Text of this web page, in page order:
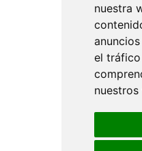
nuestra
el tráfico